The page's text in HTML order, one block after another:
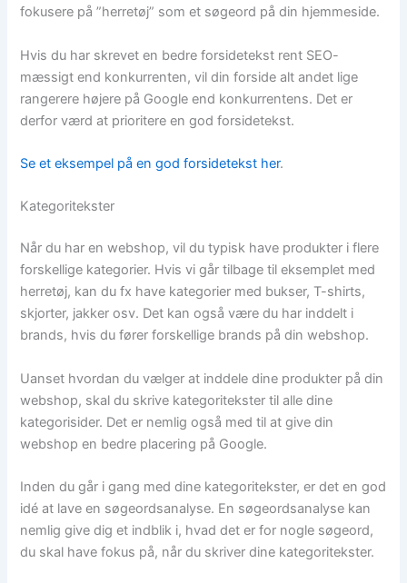
fokusere på ”herretøj” som et søgeord på din hjemmeside.
Hvis du har skrevet en bedre forsidetekst rent SEO-
mæssigt end konkurrenten, vil din forside alt andet lige
rangerere højere på Google end konkurrentens. Det er
derfor værd at prioritere en god forsidetekst.
Se et eksempel på en god forsidetekst her.
Kategoritekster
Når du har en webshop, vil du typisk have produkter i flere
forskellige kategorier. Hvis vi går tilbage til eksemplet med
herretøj, kan du fx have kategorier med bukser, T-shirts,
skjorter, jakker osv. Det kan også være du har inddelt i
brands, hvis du fører forskellige brands på din webshop.
Uanset hvordan du vælger at inddele dine produkter på din
webshop, skal du skrive kategoritekster til alle dine
kategorisider. Det er nemlig også med til at give din
webshop en bedre placering på Google.
Inden du går i gang med dine kategoritekster, er det en god
idé at lave en søgeordsanalyse. En søgeordsanalyse kan
nemlig give dig et indblik i, hvad det er for nogle søgeord,
du skal have fokus på, når du skriver dine kategoritekster.